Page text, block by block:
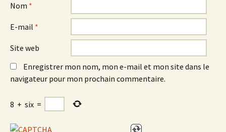
Nom *
E-mail *
Site web
Enregistrer mon nom, mon e-mail et mon site dans le
navigateur pour mon prochain commentaire.
8 + six =